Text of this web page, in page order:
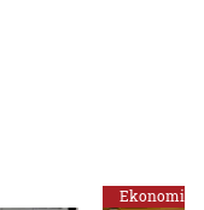
Ekonomika